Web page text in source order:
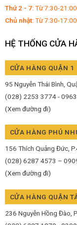
Thứ 2 - 7:Từ 7:30-21:00
Chủ nhật:Từ 7:30-17:00
HỆ THỐNG CỬA
CỬA HÀNG QUẬN 1
95 Nguyễn Thái Bình,
(028) 2253 3774 -
(Xem đường đi)
CỬA HÀNG PHÚ
156 Thích Quảng Đức,
(028) 6287 4573 –
(Xem đường đi)
CỬA HÀNG QUẬN
236 Nguyễn Hồng Đào,